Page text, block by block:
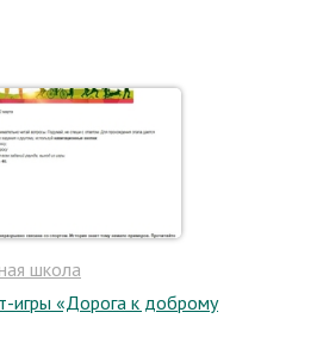
школа
игры «Дорога к доброму